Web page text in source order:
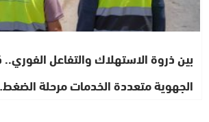
بين ذروة الاستهلاك والتفاعل
الجهوية متعددة الخدمات مرحلة